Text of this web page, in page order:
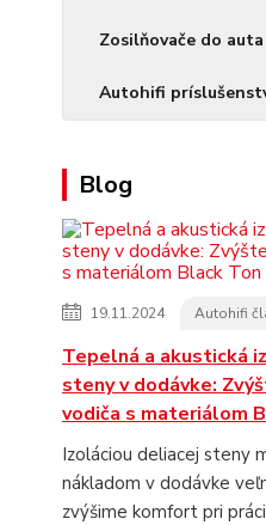
Zosilňovače do auta
Autohifi
Blog
19.11.2024 Autohifi
Tepelná a akustická
steny v dodávke:
vodiča s materiálom
Izoláciou deliacej steny
nákladom v dodávke
zvýšime komfort pri